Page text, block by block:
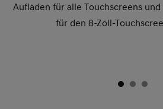
Aufladen für alle Touchscreens
für den 8-Zoll-